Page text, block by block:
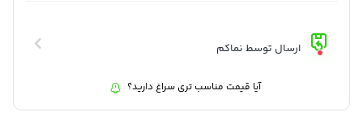
محدوده مکانیکی رول:
محدوده مکانیکی پان:: 360 درجه
ارسال توسط نماکم
آیا قیمت مناسب تری سراغ دارید؟